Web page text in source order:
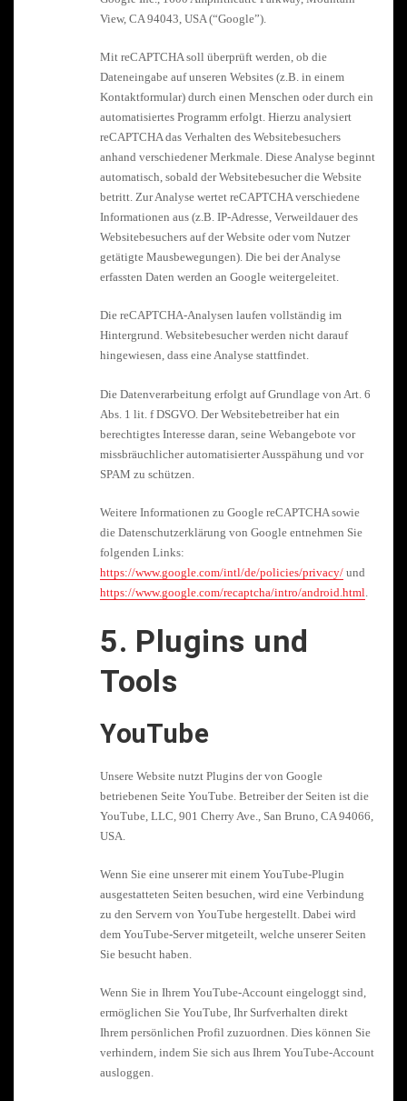
View, CA 94043, USA (“Google”).
Mit reCAPTCHA soll überprüft werden, ob die
Dateneingabe auf unseren Websites (z.B. in einem
Kontaktformular) durch einen Menschen oder durch ein
automatisiertes Programm erfolgt. Hierzu analysiert
reCAPTCHA das Verhalten des Websitebesuchers
anhand verschiedener Merkmale. Diese Analyse beginnt
automatisch, sobald der Websitebesucher die Website
betritt. Zur Analyse wertet reCAPTCHA verschiedene
Informationen aus (z.B. IP-Adresse, Verweildauer des
Websitebesuchers auf der Website oder vom Nutzer
getätigte Mausbewegungen). Die bei der Analyse
erfassten Daten werden an Google weitergeleitet.
Die reCAPTCHA-Analysen laufen vollständig im
Hintergrund. Websitebesucher werden nicht darauf
hingewiesen, dass eine Analyse stattfindet.
Die Datenverarbeitung erfolgt auf Grundlage von Art. 6
Abs. 1 lit. f DSGVO. Der Websitebetreiber hat ein
berechtigtes Interesse daran, seine Webangebote vor
missbräuchlicher automatisierter Ausspähung und vor
SPAM zu schützen.
Weitere Informationen zu Google reCAPTCHA sowie
die Datenschutzerklärung von Google entnehmen Sie
folgenden Links:
https://www.google.com/intl/de/policies/privacy/ und
https://www.google.com/recaptcha/intro/android.html.
5. Plugins und
Tools
YouTube
Unsere Website nutzt Plugins der von Google
betriebenen Seite YouTube. Betreiber der Seiten ist die
YouTube, LLC, 901 Cherry Ave., San Bruno, CA 94066,
USA.
Wenn Sie eine unserer mit einem YouTube-Plugin
ausgestatteten Seiten besuchen, wird eine Verbindung
zu den Servern von YouTube hergestellt. Dabei wird
dem YouTube-Server mitgeteilt, welche unserer Seiten
Sie besucht haben.
Wenn Sie in Ihrem YouTube-Account eingeloggt sind,
ermöglichen Sie YouTube, Ihr Surfverhalten direkt
Ihrem persönlichen Profil zuzuordnen. Dies können Sie
verhindern, indem Sie sich aus Ihrem YouTube-Account
ausloggen.